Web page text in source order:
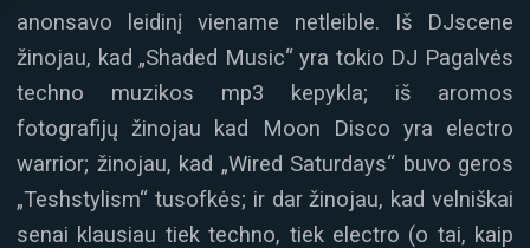
anonsavo leidinį viename netleible. Iš DJscene
žinojau, kad „Shaded Music“ yra tokio DJ Pagalvės
techno muzikos mp3 kepykla; iš aromos
fotografijų žinojau kad Moon Disco yra electro
warrior; žinojau, kad „Wired Saturdays“ buvo geros
„Teshstylism“ tusofkės; ir dar žinojau, kad velniškai
senai klausiau tiek techno, tiek electro (o tai, kaip